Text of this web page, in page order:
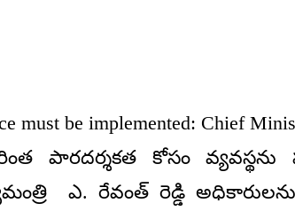
must be implemented: Chief
పారదర్శకత కోసం వ్యవస్థను
ఎ. రేవంత్ రెడ్డి అధికారులను